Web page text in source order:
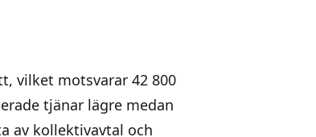
vilket motsvarar 42 800
tjänar lägre medan
av kollektivavtal och